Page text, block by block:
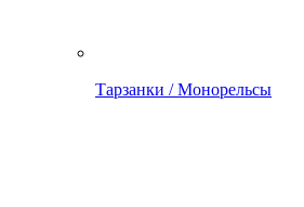
Тарзанки / Монорельсы